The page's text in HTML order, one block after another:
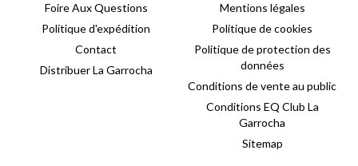
Foire Aux Questions
Politique d'expédition
Contact
Distribuer La Garrocha
Mentions légales
Politique de cookies
Politique de protection des
données
Conditions de vente au public
Conditions EQ Club La
Garrocha
Sitemap